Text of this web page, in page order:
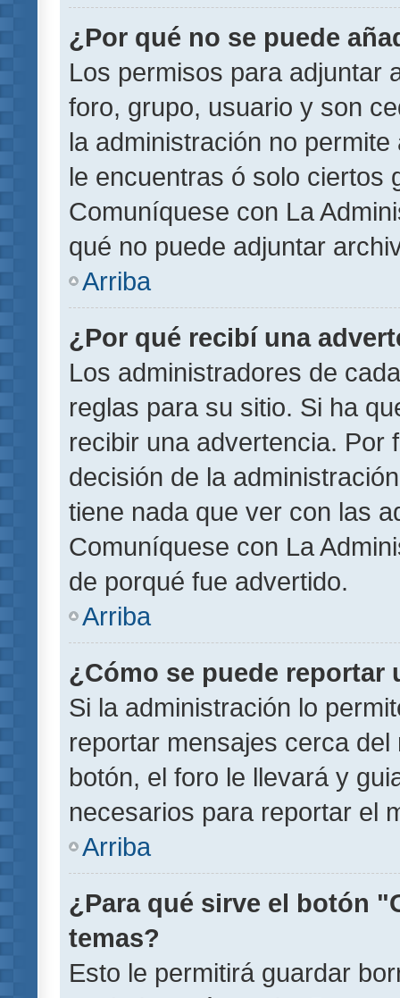
¿Por qué no se puede
Los permisos para adjuntar
foro, grupo, usuario y son
la administración no
le encuentras ó solo ciertos
Comuníquese con La
qué no puede adjuntar
Arriba
¿Por qué recibí una
Los administradores de
reglas para su sitio. Si ha
recibir una advertencia. Por
decisión de la
tiene nada que ver con las
Comuníquese con La
de porqué fue advertido.
Arriba
¿Cómo se puede reportar
Si la administración lo
reportar mensajes cerca
botón, el foro le llevará y
necesarios para reportar el
Arriba
¿Para qué sirve el botón
temas?
Esto le permitirá guardar